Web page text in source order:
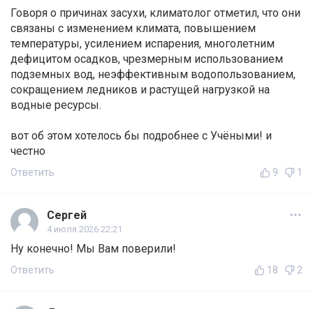
Говоря о причинах засухи, климатолог отметил, что они
связаны с изменением климата, повышением
температуры, усилением испарения, многолетним
дефицитом осадков, чрезмерным использованием
подземных вод, неэффективным водопользованием,
сокращением ледников и растущей нагрузкой на
водные ресурсы.
вот об этом хотелось бы подробнее с Учёными! и
честно
Ответить 9 1
Сергей
4 июля 2026 22:21
Ну конечно! Мы Вам поверили!
Ответить 18 2